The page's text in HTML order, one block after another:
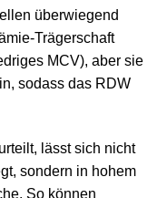
überwiegend
Trägerschaft
MCV), aber sie
sodass das RDW
lässt sich nicht
sondern in hohem
So können